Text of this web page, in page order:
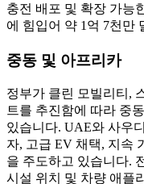
충전 배포 및 확장 가능
에 힘입어 약 1억 7천만
중동 및 아프리카
정부가 클린 모빌리티,
트를 추진함에 따라 중
있습니다. UAE와 사우
자, 고급 EV 채택, 지속
을 주도하고 있습니다.
시설 위치 및 차량 애플